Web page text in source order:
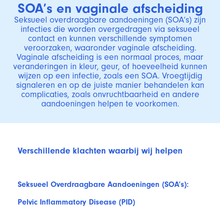
SOA’s en vaginale afscheiding
Seksueel overdraagbare aandoeningen (SOA’s) zijn
infecties die worden overgedragen via seksueel
contact en kunnen verschillende symptomen
veroorzaken, waaronder vaginale afscheiding.
Vaginale afscheiding is een normaal proces, maar
veranderingen in kleur, geur, of hoeveelheid kunnen
wijzen op een infectie, zoals een SOA. Vroegtijdig
signaleren en op de juiste manier behandelen kan
complicaties, zoals onvruchtbaarheid en andere
aandoeningen helpen te voorkomen.
Verschillende klachten waarbij wij helpen
Seksueel Overdraagbare Aandoeningen (SOA’s):
Pelvic Inflammatory Disease (PID)